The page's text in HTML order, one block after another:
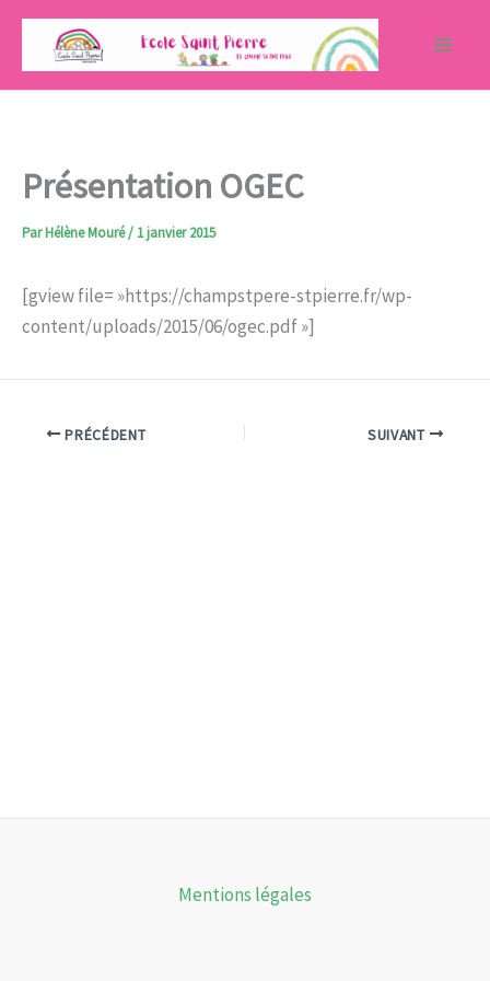
Aller
contenu
Présentation OGEC
ParHélène Mouré/ 1 janvier 2015
[gview file= »https://champstpere-stpierre.fr/wp-
content/uploads/2015/06/ogec.pdf »]
PRÉCÉDENT SUIVANT
Mentions légales